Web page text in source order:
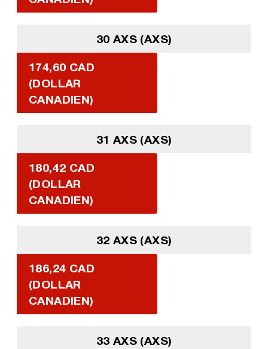
30 AXS (AXS)
174,60 CAD
(DOLLAR
CANADIEN)
31 AXS (AXS)
180,42 CAD
(DOLLAR
CANADIEN)
32 AXS (AXS)
186,24 CAD
(DOLLAR
CANADIEN)
33 AXS (AXS)